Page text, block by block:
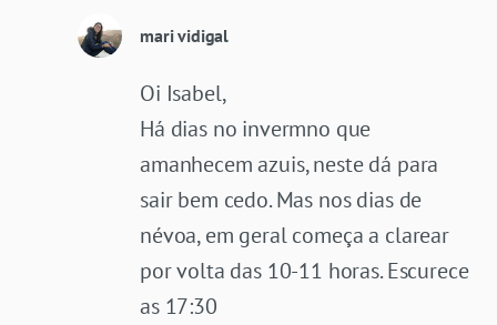
mari vidigal
Oi Isabel,
Há dias no invermno que
amanhecem azuis, neste dá para
sair bem cedo. Mas nos dias de
névoa, em geral começa a clarear
por volta das 10-11 horas. Escurece
as 17:30